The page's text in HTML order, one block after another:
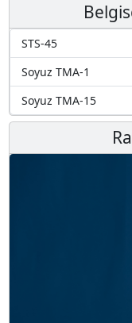
STS-45
Soyuz TMA-1
Soyuz TMA-15